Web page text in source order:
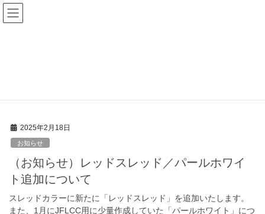
コ
ン
ナ
ビ
2025年2月18日
お知らせ
（お知らせ）レッドスレッド／パールホワイ
ト追加について
スレッドカラーに新たに「レッドスレッド」を追加いたします。
また、1月にJFLCC用に少量作成していた「パールホワイト」につ